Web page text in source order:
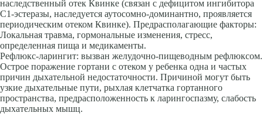
наслед­ственный отек Квинке (связан с дефицитом ингибитора
С1-эстеразы, наследуется аутосомно-доминантно, проявляется
периодическим оте­ком Квинке). Предрасполагающие факторы:
Локальная травма, гормо­нальные изменения, стресс,
определенная пища и медикаменты.
Рефлюкс-ларингит: вызван желудочно-пищеводным рефлюксом.
Острое поражение гортани с отеком у ребенка одна и частых
причин дыхательной недостаточности. Причиной могут быть
узкие дыхательные пути, рыхлая клетчатка гортанного
пространства, предрасположенность к ларингоспазму, слабость
дыхательных мышц.